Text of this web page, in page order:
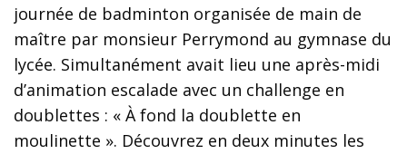
journée de badminton organisée de main de
maître par monsieur Perrymond au gymnase du
lycée. Simultanément avait lieu une après-midi
d’animation escalade avec un challenge en
doublettes : « À fond la doublette en
moulinette ». Découvrez en deux minutes les